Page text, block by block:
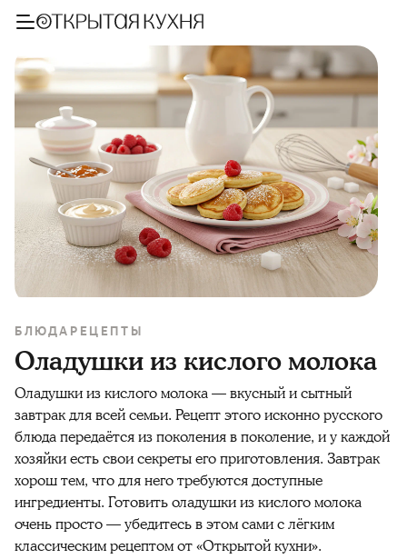
БЛЮДА РЕЦЕПТЫ
Оладушки из кислого молока
Оладушки из кислого молока — вкусный и сытный
завтрак для всей семьи. Рецепт этого исконно русского
блюда передаётся из поколения в поколение, и у каждой
хозяйки есть свои секреты его приготовления. Завтрак
хорош тем, что для него требуются доступные
ингредиенты. Готовить оладушки из кислого молока
очень просто — убедитесь в этом сами с лёгким
классическим рецептом от «Открытой кухни».